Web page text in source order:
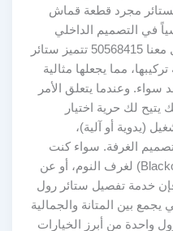
مجرد قطعة قماش
التصميم الداخلي
الذي يعكس الذوق والرقي تواصل معنا 50568415 تتميز ستائر
مما يجعلها مثالية
وعندما يتعلق الأمر
لك حرية اختيار
(يدوية أو آلية)،
الغرفة. سواء كنت
تبحث عن حجب كامل للضوء (Blackout) لغرف النوم، أو عن
خدمة تفصيل ستائر رول
بين المتانة والجمالية
من أبرز الخيارات